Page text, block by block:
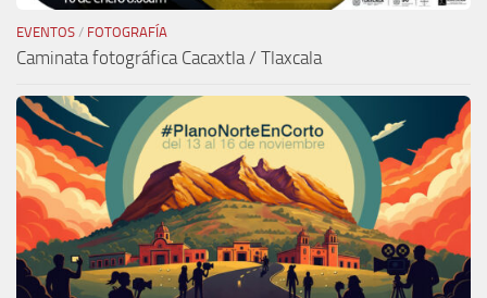
EVENTOS / FOTOGRAFÍA
Caminata fotográfica Cacaxtla / Tlaxcala